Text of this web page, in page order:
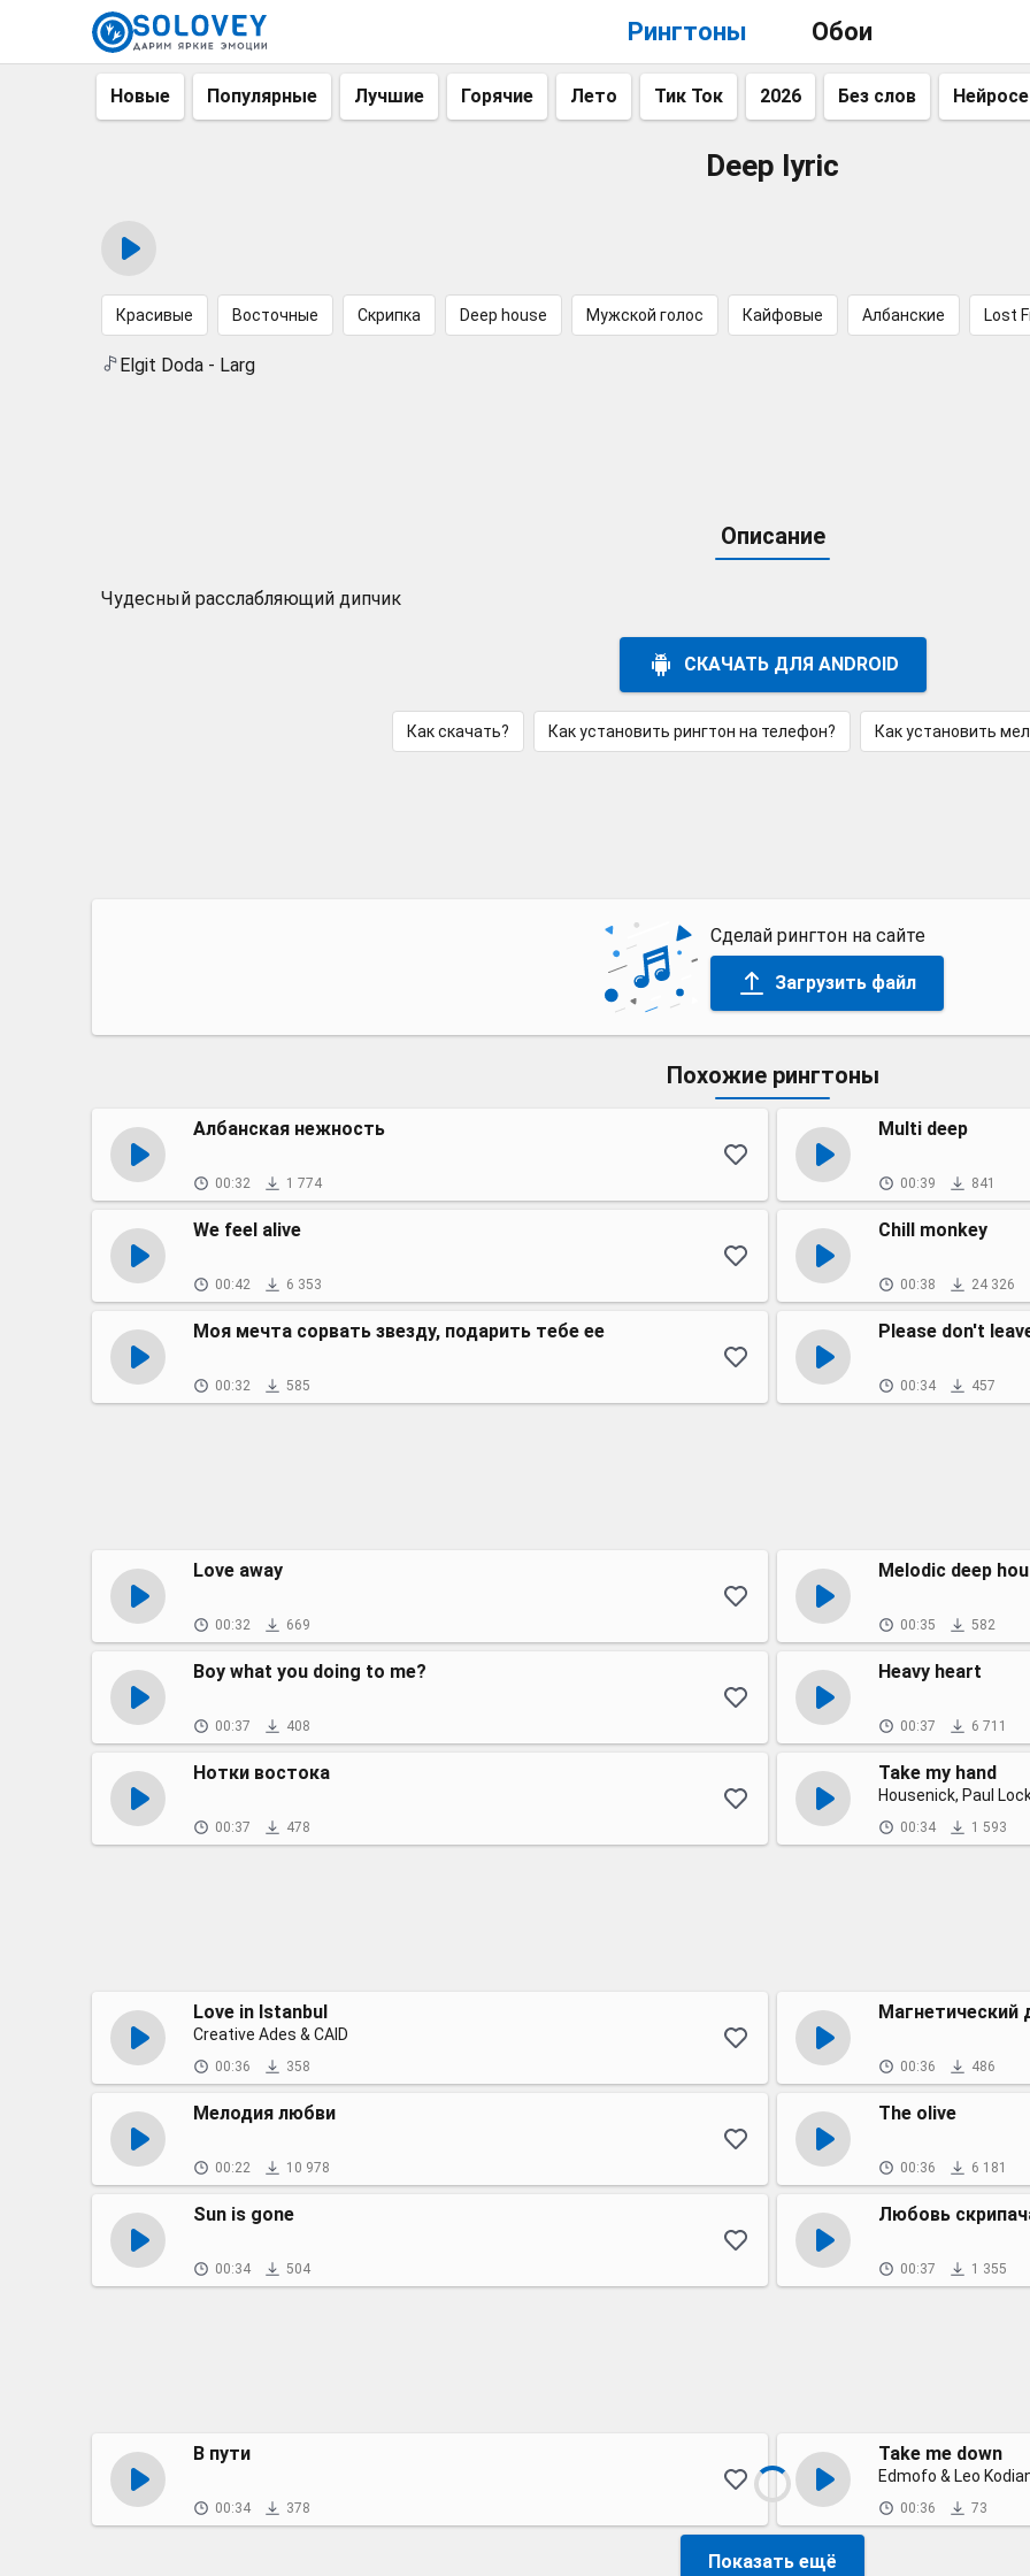
Рингтоны Обои
Новые Популярные Лучшие Горячие Лето Тик Ток 2026 Без слов
Deep lyric
Красивые Восточные Скрипка Deep house Мужской голос Кайфовые Албанские Lost
Elgit Doda - Larg
Описание
Чудесный расслабляющий дипчик
СКАЧАТЬ ДЛЯ ANDROID
Как скачать? Как установить рингтон на телефон? Как установить
Сделай рингтон на сайте
Загрузить файл
Похожие рингтоны
Албанская нежность
00:32 1 774
Multi deep
00:39 841
We feel alive
00:42 6 353
Chill monkey
00:38 24 326
Моя мечта сорвать звезду, подарить тебе ее
00:32 585
Please don't
00:34 457
Love away
00:32 669
Melodic deep
00:35 582
Boy what you doing to me?
00:37 408
Heavy heart
00:37 6 711
Нотки востока
00:37 478
Take my hand
Housenick, Paul
00:34 1 593
Love in Istanbul
Creative Ades & CAID
00:36 358
Магнетический
00:36 486
Мелодия любви
00:22 10 978
The olive
00:36 6 181
Sun is gone
00:34 504
Любовь
00:37 1 355
В пути
00:34 378
Take me down
Edmofo & Leo
00:36 73
Показать ещё